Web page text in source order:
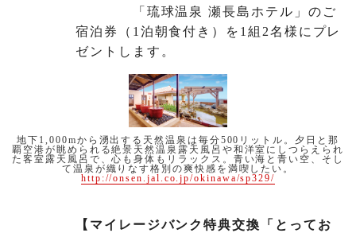
「琉球温泉 瀬長島ホテル」のご
宿泊券（1泊朝食付き）を1組2名様にプレ
ゼントします。
地下1,000mから湧出する天然温泉は毎分500リットル。夕日と那
覇空港が眺められる絶景天然温泉露天風呂や和洋室にしつらえられ
た客室露天風呂で、心も身体もリラックス。青い海と青い空、そし
て温泉が織りなす格別の爽快感を満喫したい。
http://onsen.jal.co.jp/okinawa/sp329/
【マイレージバンク特典交換「とってお